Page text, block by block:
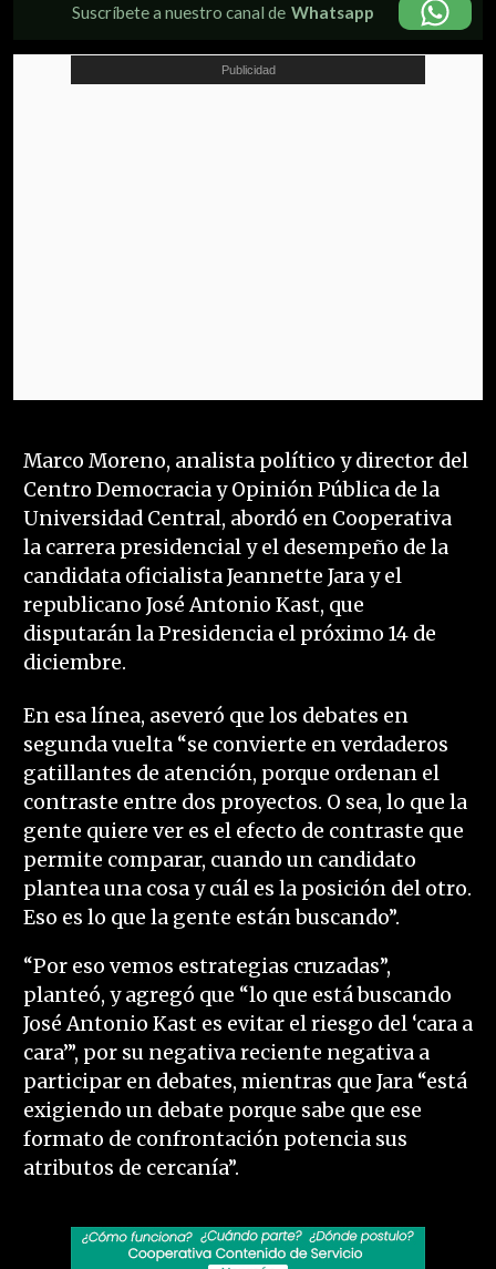
Suscríbete a nuestro canal de Whatsapp
Marco Moreno, analista político y director del
Centro Democracia y Opinión Pública de la
Universidad Central, abordó en Cooperativa
la carrera presidencial y el desempeño de la
candidata oficialista Jeannette Jara y el
republicano José Antonio Kast, que
disputarán la Presidencia el próximo 14 de
diciembre.
En esa línea, aseveró que los debates en
segunda vuelta “se convierte en verdaderos
gatillantes de atención, porque ordenan el
contraste entre dos proyectos. O sea, lo que la
gente quiere ver es el efecto de contraste que
permite comparar, cuando un candidato
plantea una cosa y cuál es la posición del otro.
Eso es lo que la gente están buscando”.
“Por eso vemos estrategias cruzadas”,
planteó, y agregó que “lo que está buscando
José Antonio Kast es evitar el riesgo del ‘cara a
cara’”, por su negativa reciente negativa a
participar en debates, mientras que Jara “está
exigiendo un debate porque sabe que ese
formato de confrontación potencia sus
atributos de cercanía”.